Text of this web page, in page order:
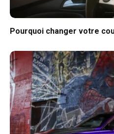
Pourquoi changer votre